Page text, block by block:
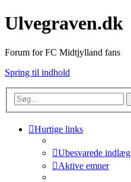
Ulvegraven.dk
Forum for FC Midtjylland fans
Spring til indhold
Hurtige links
Ubesvarede indlæg
Aktive emner